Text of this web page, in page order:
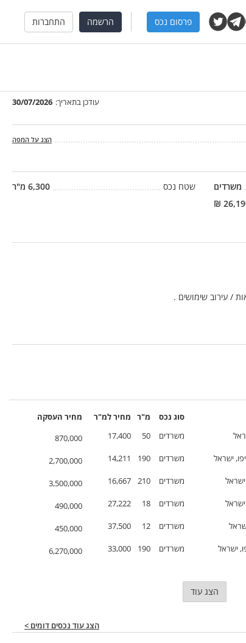
פרסום נכס הרשמה התחברות
עודכן בתאריך: 30/07/2026
הצג על המפה
משרדים שטח נכס 6,300 מ"ר
₪
סוג נכס מ"ר מחירלמ"ר מחיר העסקה
משרדים 50
17,400
870,000
ישראל משרדים 190
14,211
2,700,000
משרדים 210
16,667
3,500,000
משרדים 18
27,222
490,000
משרדים 12
37,500
450,000
ישראל משרדים 190
33,000
6,270,000
הצג עוד
הצג עוד נכסים דומים >